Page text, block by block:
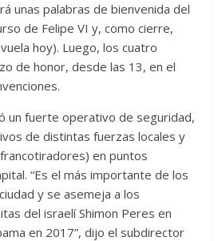
unas palabras de bienvenida del
de Felipe VI y, como cierre,
hoy). Luego, los cuatro
de honor, desde las 13, en el
un fuerte operativo de seguridad,
de distintas fuerzas locales y
en puntos
“Es el más importante de los
y se asemeja a los
del israelí Shimon Peres en
en 2017”, dijo el subdirector